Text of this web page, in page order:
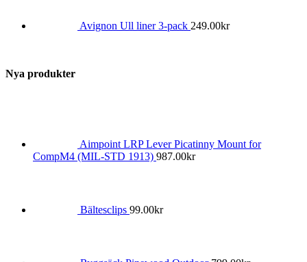
Avignon Ull liner 3-pack 249.00kr
Nya produkter
Aimpoint LRP Lever Picatinny Mount for
CompM4 (MIL-STD 1913) 987.00kr
Bältesclips 99.00kr